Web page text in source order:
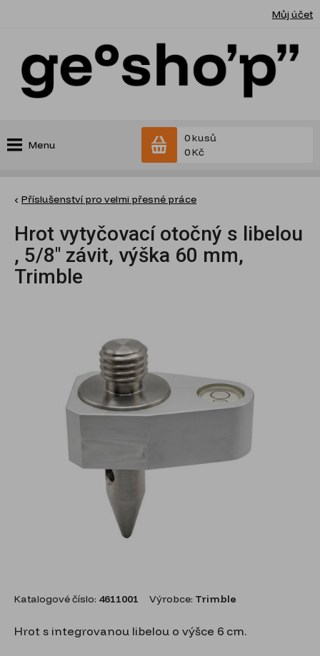
Můj účet
Menu
0 kusů
0 Kč
Příslušenství pro velmi přesné práce
Hrot vytyčovací otočný s libelou
, 5/8" závit, výška 60 mm,
Trimble
Katalogové číslo: 4611001 Výrobce: Trimble
Hrot s integrovanou libelou o výšce 6 cm.